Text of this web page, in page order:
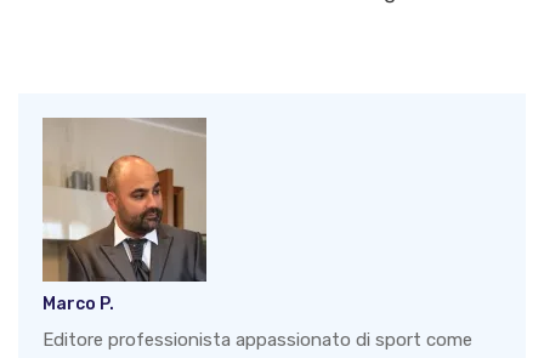
Marco P.
Editore professionista appassionato di sport come